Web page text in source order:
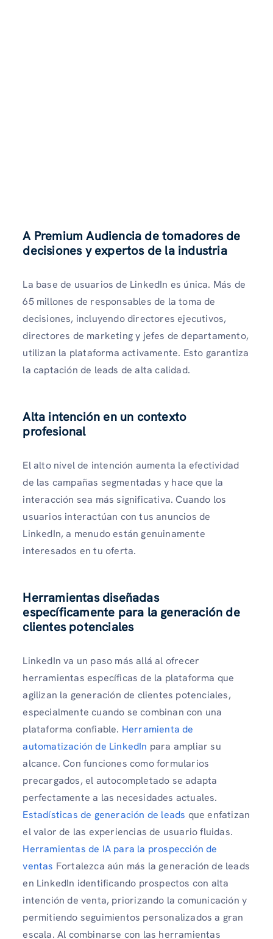
A Premium Audiencia de tomadores de
decisiones y expertos de la industria
La base de usuarios de LinkedIn es única. Más de
65 millones de responsables de la toma de
decisiones, incluyendo directores ejecutivos,
directores de marketing y jefes de departamento,
utilizan la plataforma activamente. Esto garantiza
la captación de leads de alta calidad.
Alta intención en un contexto
profesional
El alto nivel de intención aumenta la efectividad
de las campañas segmentadas y hace que la
interacción sea más significativa. Cuando los
usuarios interactúan con tus anuncios de
LinkedIn, a menudo están genuinamente
interesados ​​en tu oferta.
Herramientas diseñadas
específicamente para la generación de
clientes potenciales
LinkedIn va un paso más allá al ofrecer
herramientas específicas de la plataforma que
agilizan la generación de clientes potenciales,
especialmente cuando se combinan con una
plataforma confiable. Herramienta de
automatización de LinkedIn para ampliar su
alcance. Con funciones como formularios
precargados, el autocompletado se adapta
perfectamente a las necesidades actuales.
Estadísticas de generación de leads que enfatizan
el valor de las experiencias de usuario fluidas.
Herramientas de IA para la prospección de
ventas Fortalezca aún más la generación de leads
en LinkedIn identificando prospectos con alta
intención de venta, priorizando la comunicación y
permitiendo seguimientos personalizados a gran
escala. Al combinarse con las herramientas